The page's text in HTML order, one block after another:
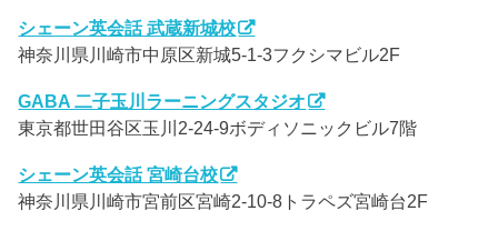
シェーン英会話 武蔵新城校
神奈川県川崎市中原区新城5-1-3フクシマビル2F
GABA 二子玉川ラーニングスタジオ
東京都世田谷区玉川2-24-9ボディソニックビル7階
シェーン英会話 宮崎台校
神奈川県川崎市宮前区宮崎2-10-8トラペズ宮崎台2F